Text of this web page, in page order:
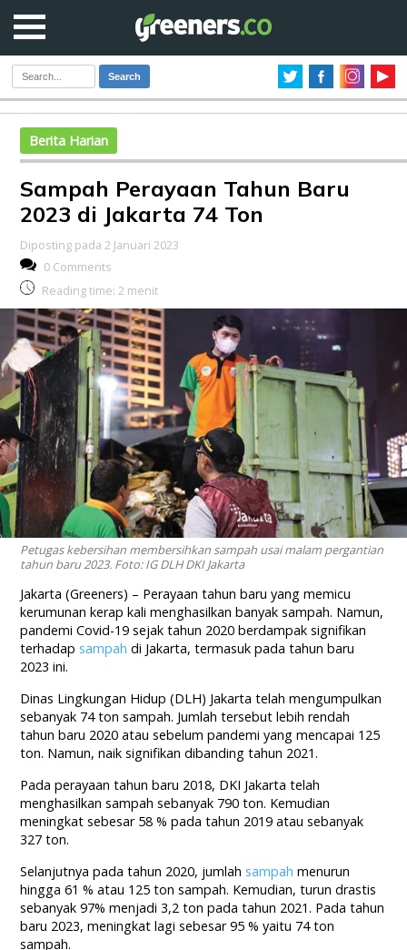
Search
Berita Harian
Sampah Perayaan Tahun Baru
2023 di Jakarta 74 Ton
Diposting pada 2 Januari 2023
0 Comments
Reading time: 2 menit
Petugas kebersihan membersihkan sampah usai malam pergantian
tahun baru 2023. Foto: IG DLH DKI Jakarta
Jakarta (Greeners) – Perayaan tahun baru yang memicu
kerumunan kerap kali menghasilkan banyak sampah. Namun,
pandemi Covid-19 sejak tahun 2020 berdampak signifikan
terhadap sampah di Jakarta, termasuk pada tahun baru
2023 ini.
Dinas Lingkungan Hidup (DLH) Jakarta telah mengumpulkan
sebanyak 74 ton sampah. Jumlah tersebut lebih rendah
tahun baru 2020 atau sebelum pandemi yang mencapai 125
ton. Namun, naik signifikan dibanding tahun 2021.
Pada perayaan tahun baru 2018, DKI Jakarta telah
menghasilkan sampah sebanyak 790 ton. Kemudian
meningkat sebesar 58 % pada tahun 2019 atau sebanyak
327 ton.
Selanjutnya pada tahun 2020, jumlah sampah menurun
hingga 61 % atau 125 ton sampah. Kemudian, turun drastis
sebanyak 97% menjadi 3,2 ton pada tahun 2021. Pada tahun
baru 2023, meningkat lagi sebesar 95 % yaitu 74 ton
sampah.